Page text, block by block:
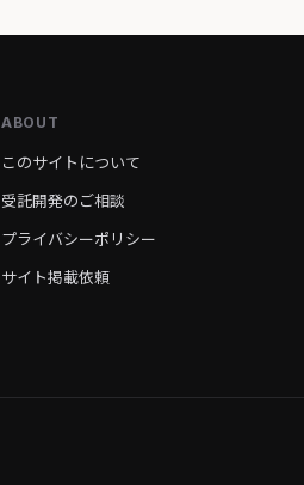
ABOUT
このサイトについて
受託開発のご相談
プライバシーポリシー
サイト掲載依頼